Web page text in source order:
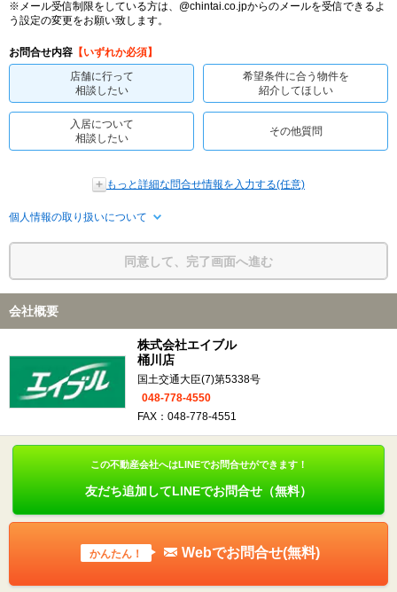
※メール受信制限をしている方は、@chintai.co.jpからのメールを受信できるよ
う設定の変更をお願い致します。
お問合せ内容 【いずれか必須】
店舗に行って
相談したい
希望条件に合う物件を
紹介してほしい
入居について
相談したい
その他質問
もっと詳細な問合せ情報を入力する(任意)
個人情報の取り扱いについて
同意して、完了画面へ進む
会社概要
株式会社エイブル
桶川店
国土交通大臣(7)第5338号
048-778-4550
FAX：048-778-4551
この不動産会社へはLINEでお問合せができます！
友だち追加してLINEでお問合せ（無料）
かんたん！ Webでお問合せ(無料)